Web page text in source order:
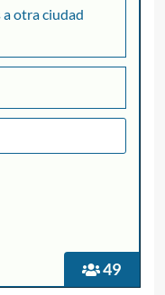
49
otra ciudad